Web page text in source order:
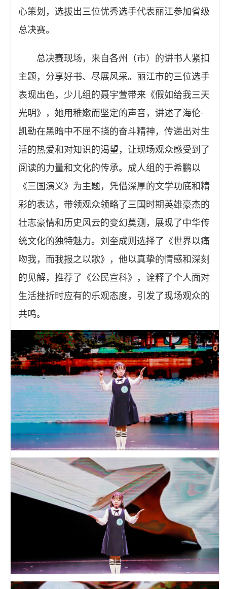
心策划，选拔出三位优秀选手代表丽江参加省级
总决赛。
总决赛现场，来自各州（市）的讲书人紧扣
主题，分享好书、尽展风采。丽江市的三位选手
表现出色，少儿组的聂宇萱带来《假如给我三天
光明》，她用稚嫩而坚定的声音，讲述了海伦·
凯勒在黑暗中不屈不挠的奋斗精神，传递出对生
活的热爱和对知识的渴望，让现场观众感受到了
阅读的力量和文化的传承。成人组的于希鹏以
《三国演义》为主题，凭借深厚的文学功底和精
彩的表达，带领观众领略了三国时期英雄豪杰的
壮志豪情和历史风云的变幻莫测，展现了中华传
统文化的独特魅力。刘奎成则选择了《世界以痛
吻我，而我报之以歌》，他以真挚的情感和深刻
的见解，推荐了《公民宣科》，诠释了个人面对
生活挫折时应有的乐观态度，引发了现场观众的
共鸣。